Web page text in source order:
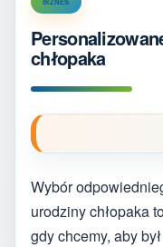
chłopaka
Wybór
urodziny chłopaka
gdy chcemy, aby